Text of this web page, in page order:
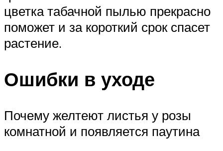
цветка табачной пылью прекрасно
поможет и за короткий срок спасет
растение.
Ошибки в уходе
Почему желтеют листья у розы
комнатной и появляется паутина